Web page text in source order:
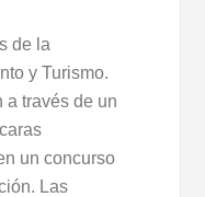
de la
y Turismo.
a través de un
un concurso
Las